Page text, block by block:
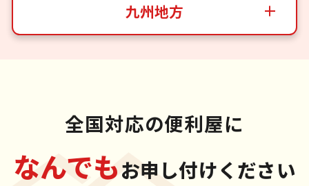
九州地方
全国対応の便利屋に
なんでもお申し付けください